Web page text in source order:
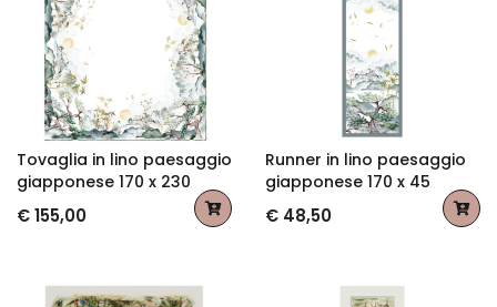
Tovaglia in lino paesaggio
giapponese 170 x 230
€ 155,00
Runner in lino paesaggio
giapponese 170 x 45
€ 48,50